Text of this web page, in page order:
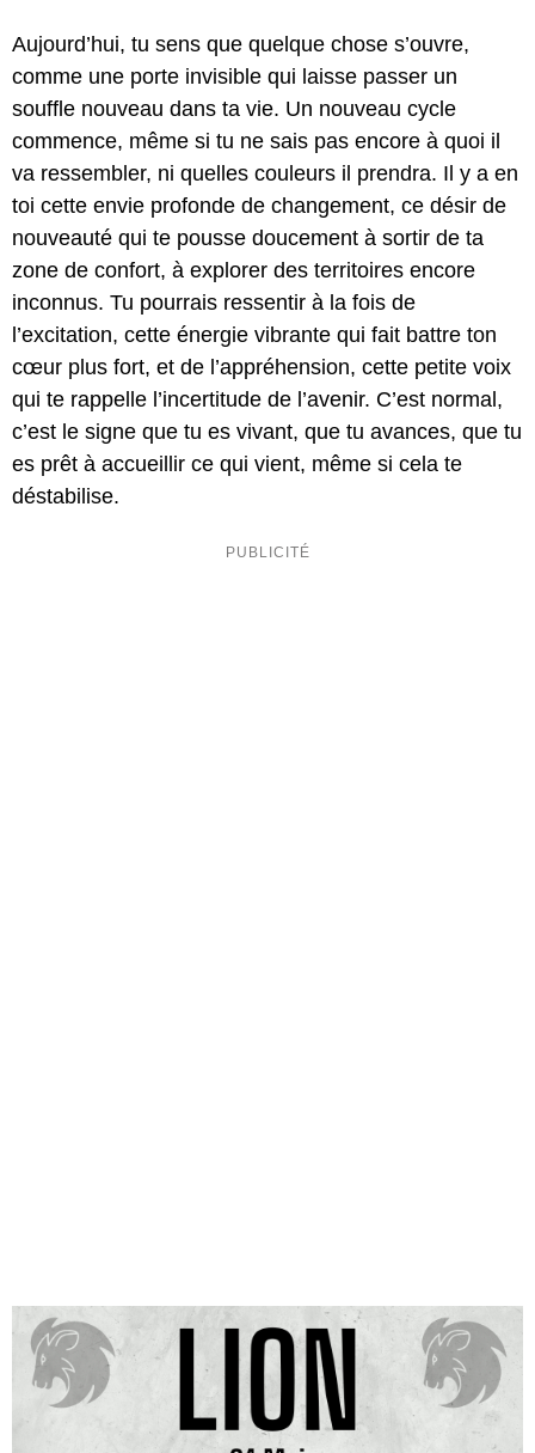
Aujourd’hui, tu sens que quelque chose s’ouvre,
comme une porte invisible qui laisse passer un
souffle nouveau dans ta vie. Un nouveau cycle
commence, même si tu ne sais pas encore à quoi il
va ressembler, ni quelles couleurs il prendra. Il y a en
toi cette envie profonde de changement, ce désir de
nouveauté qui te pousse doucement à sortir de ta
zone de confort, à explorer des territoires encore
inconnus. Tu pourrais ressentir à la fois de
l’excitation, cette énergie vibrante qui fait battre ton
cœur plus fort, et de l’appréhension, cette petite voix
qui te rappelle l’incertitude de l’avenir. C’est normal,
c’est le signe que tu es vivant, que tu avances, que tu
es prêt à accueillir ce qui vient, même si cela te
déstabilise.